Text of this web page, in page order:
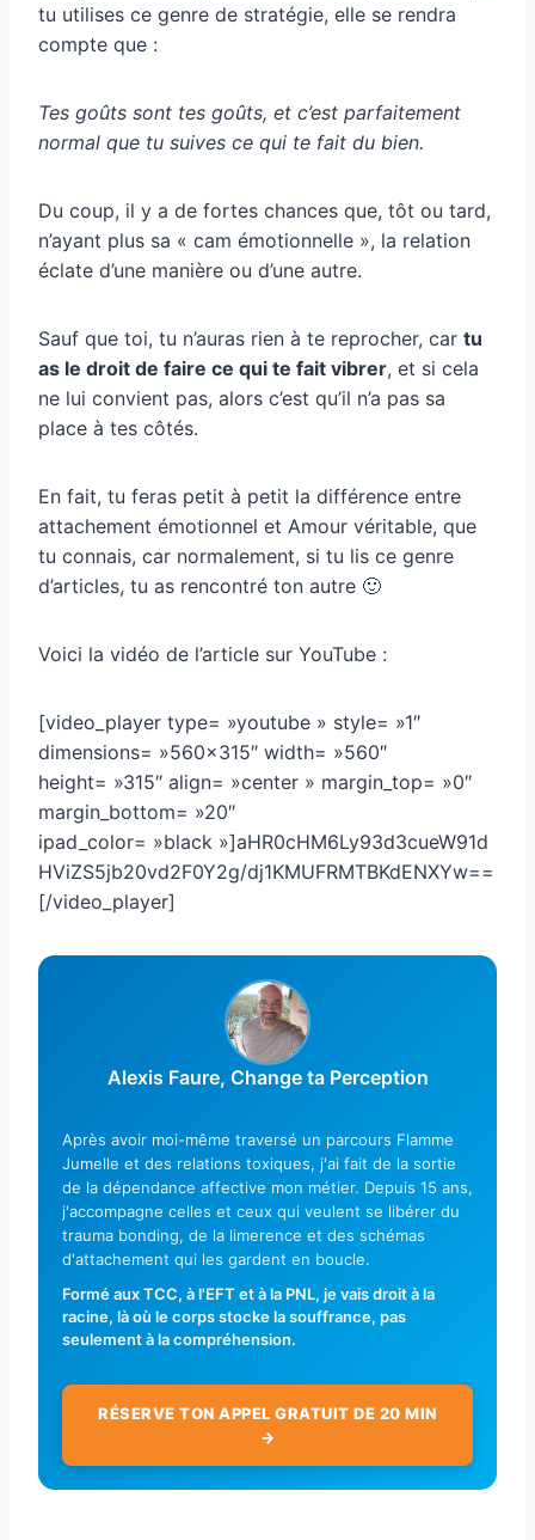
tu utilises ce genre de stratégie, elle se rendra
compte que :
Tes goûts sont tes goûts, et c’est parfaitement
normal que tu suives ce qui te fait du bien.
Du coup, il y a de fortes chances que, tôt ou tard,
n’ayant plus sa « cam émotionnelle », la relation
éclate d’une manière ou d’une autre.
Sauf que toi, tu n’auras rien à te reprocher, car tu
as le droit de faire ce qui te fait vibrer, et si cela
ne lui convient pas, alors c’est qu’il n’a pas sa
place à tes côtés.
En fait, tu feras petit à petit la différence entre
attachement émotionnel et Amour véritable, que
tu connais, car normalement, si tu lis ce genre
d’articles, tu as rencontré ton autre 🙂
Voici la vidéo de l’article sur YouTube :
[video_player type= »youtube » style= »1″
dimensions= »560×315″ width= »560″
height= »315″ align= »center » margin_top= »0″
margin_bottom= »20″
ipad_color= »black »]aHR0cHM6Ly93d3cueW91d
HViZS5jb20vd2F0Y2g/dj1KMUFRMTBKdENXYw==
[/video_player]
Alexis Faure, Change ta Perception
Après avoir moi-même traversé un parcours Flamme
Jumelle et des relations toxiques, j'ai fait de la sortie
de la dépendance affective mon métier. Depuis 15 ans,
j'accompagne celles et ceux qui veulent se libérer du
trauma bonding, de la limerence et des schémas
d'attachement qui les gardent en boucle.
Formé aux TCC, à l'EFT et à la PNL, je vais droit à la
racine, là où le corps stocke la souffrance, pas
seulement à la compréhension.
RÉSERVE TON APPEL GRATUIT DE 20 MIN
→